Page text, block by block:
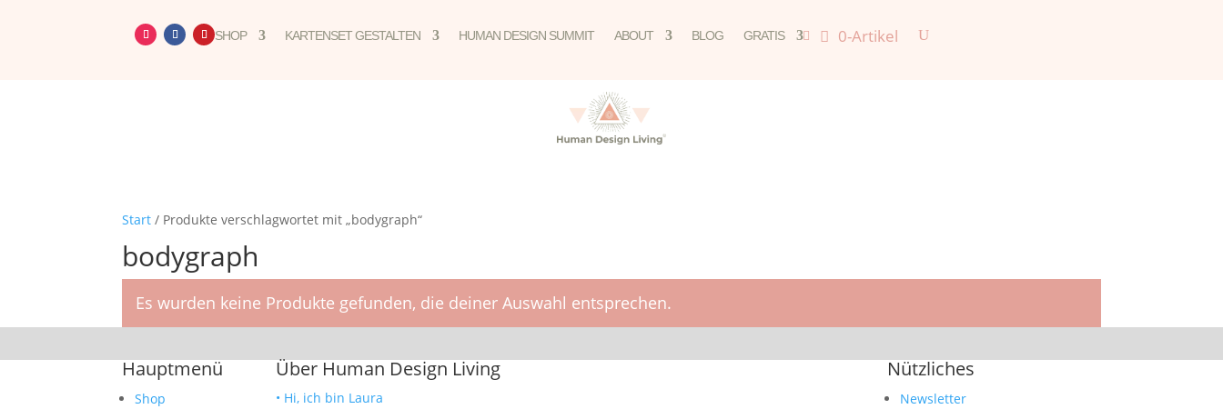
SHOP KARTENSET GESTALTEN HUMAN DESIGN SUMMIT ABOUT BLOG GRATIS  0-Artikel
Start / Produkte verschlagwortet mit „bodygraph“
bodygraph
Es wurden keine Produkte gefunden, die deiner Auswahl entsprechen.
Hauptmenü
Shop
Über Human Design Living
• Hi, ich bin Laura
Nützliches
Newsletter